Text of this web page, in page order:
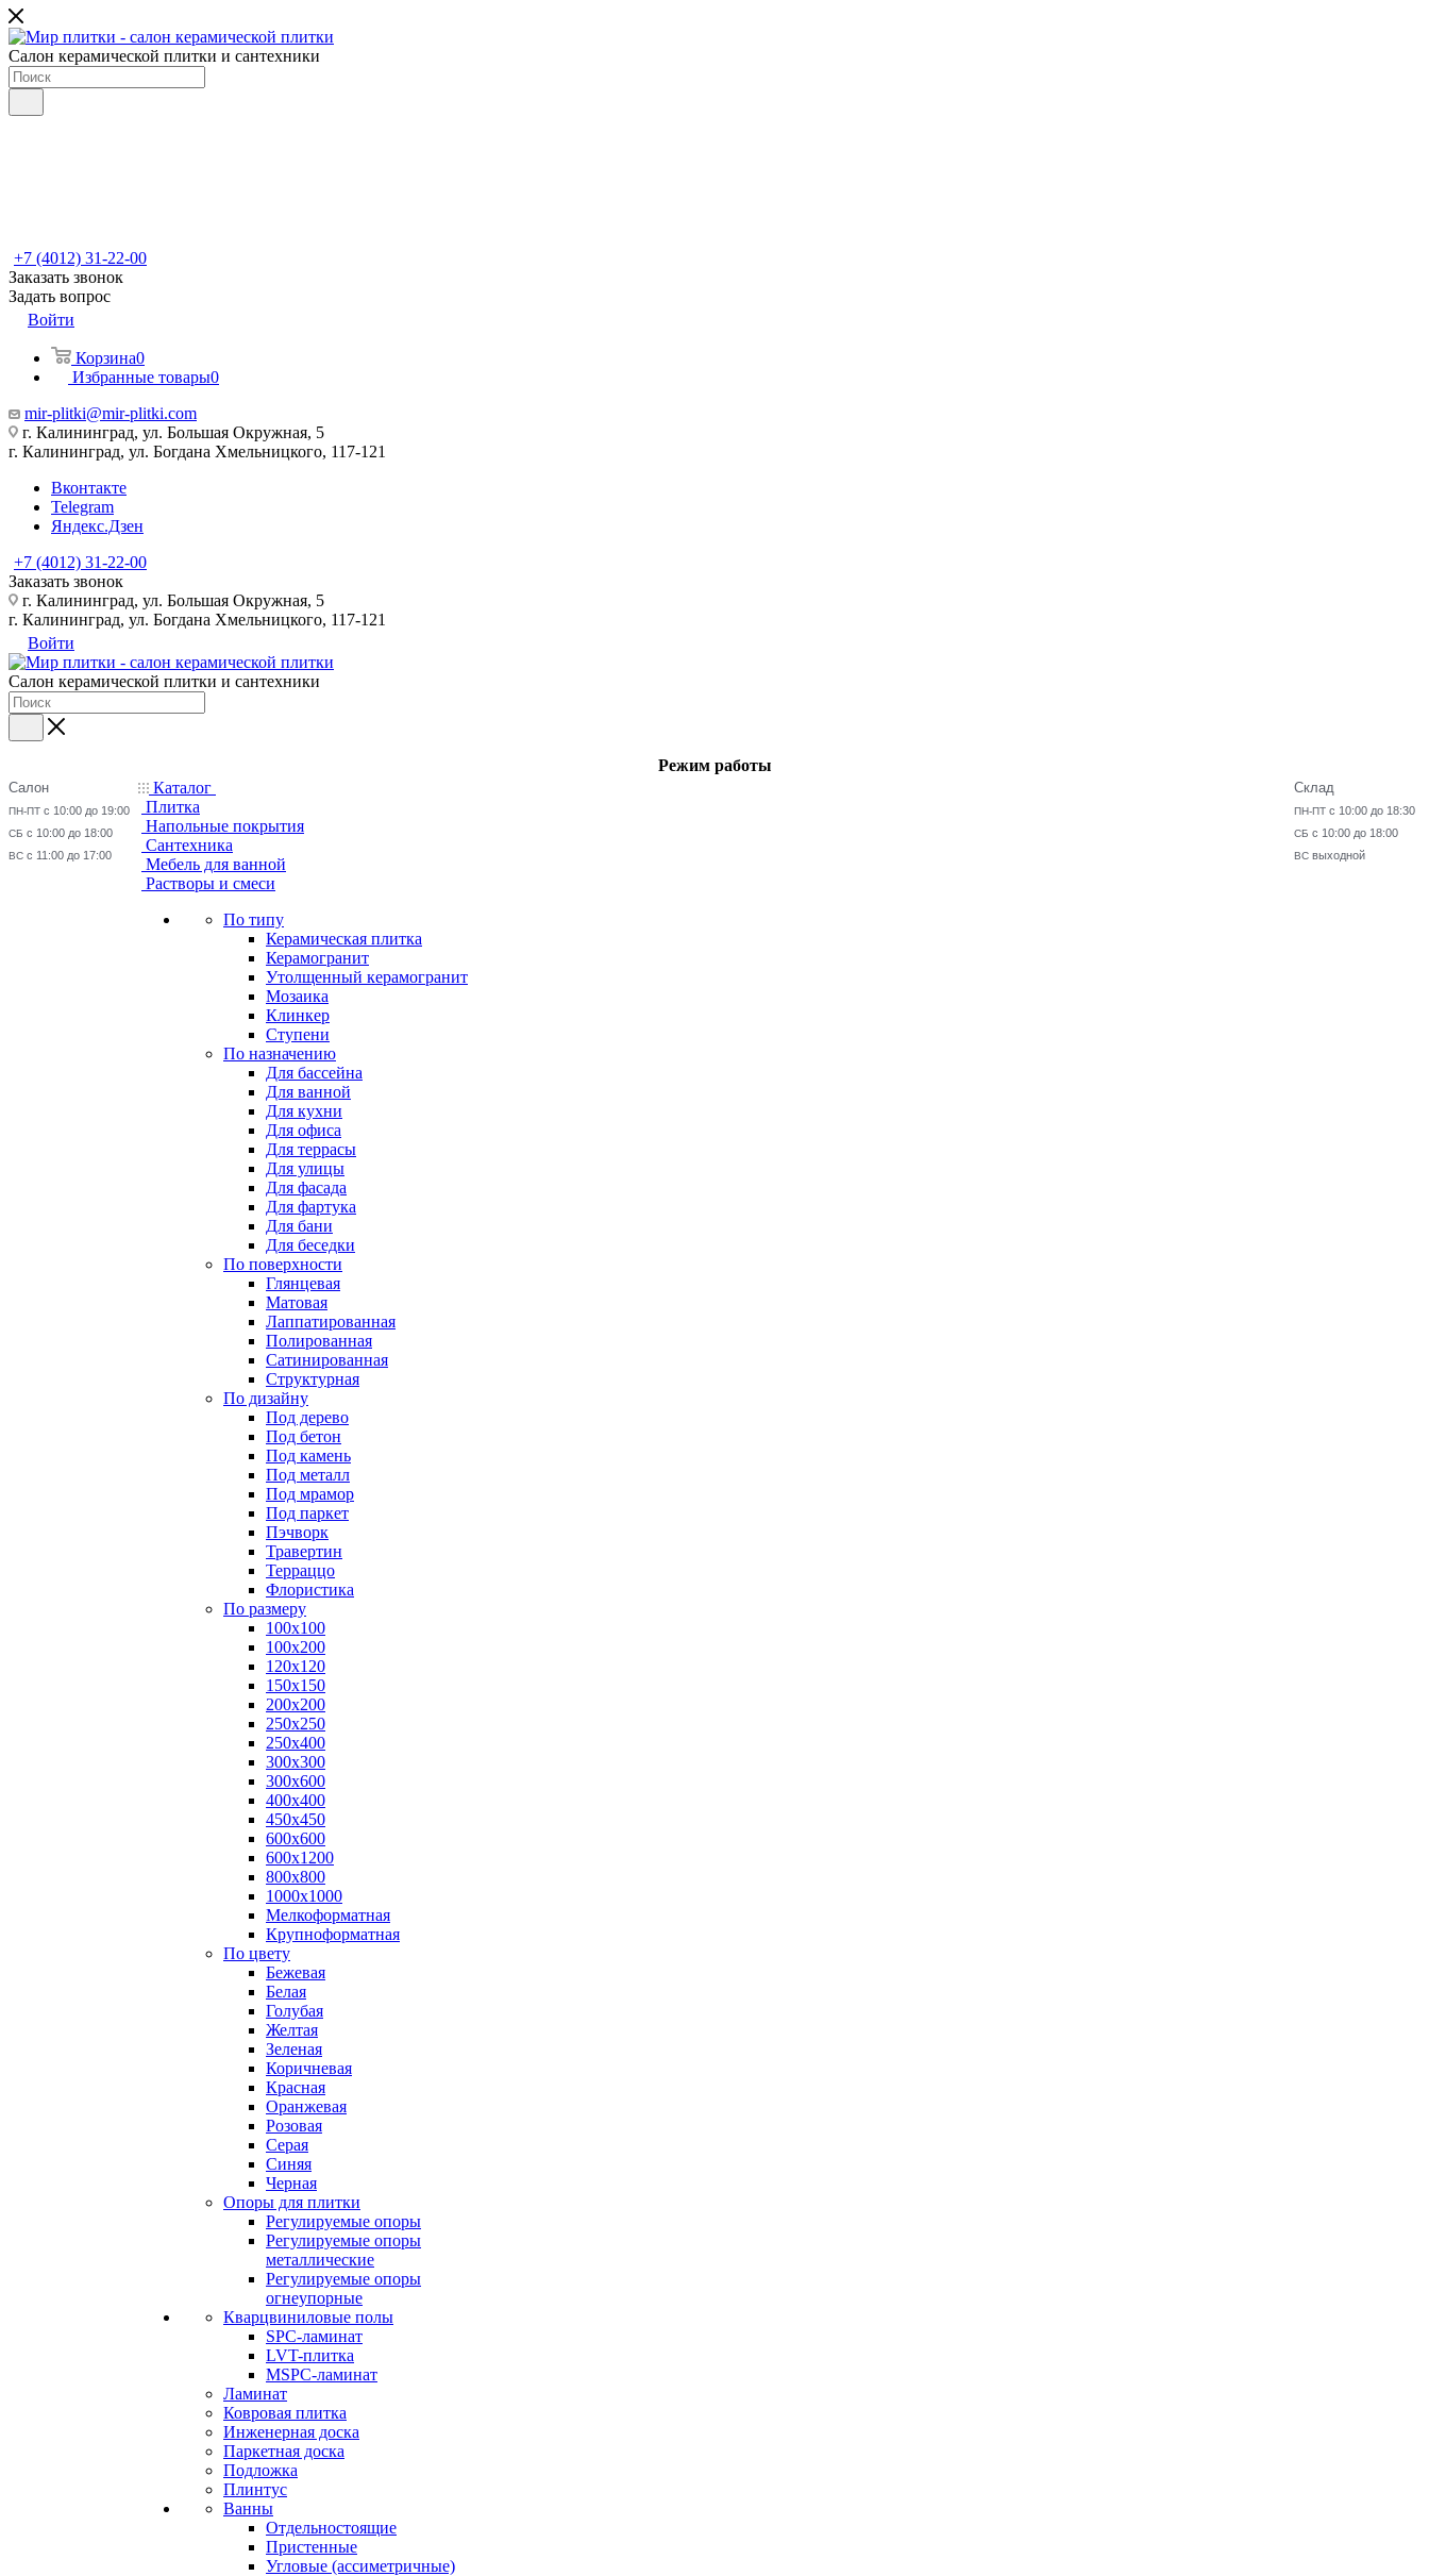
Салон керамической плитки и сантехники
+7 (4012) 31-22-00
Заказать звонок
Задать вопрос
Войти
Корзина0
Избранные товары0
mir-plitki@mir-plitki.com
г. Калининград, ул. Большая Окружная, 5
г. Калининград, ул. Богдана Хмельницкого, 117-121
Вконтакте
Telegram
Яндекс.Дзен
+7 (4012) 31-22-00
Заказать звонок
г. Калининград, ул. Большая Окружная, 5
г. Калининград, ул. Богдана Хмельницкого, 117-121
Войти
Салон керамической плитки и сантехники
Режим работы
Салон
ПН-ПТ с 10:00 до 19:00
СБ с 10:00 до 18:00
ВС с 11:00 до 17:00
Склад
ПН-ПТ с 10:00 до 18:30
СБ с 10:00 до 18:00
ВС выходной
Каталог
Плитка
Напольные покрытия
Сантехника
Мебель для ванной
Растворы и смеси
По типу
Керамическая плитка
Керамогранит
Утолщенный керамогранит
Мозаика
Клинкер
Ступени
По назначению
Для бассейна
Для ванной
Для кухни
Для офиса
Для террасы
Для улицы
Для фасада
Для фартука
Для бани
Для беседки
По поверхности
Глянцевая
Матовая
Лаппатированная
Полированная
Сатинированная
Структурная
По дизайну
Под дерево
Под бетон
Под камень
Под металл
Под мрамор
Под паркет
Пэчворк
Травертин
Терраццо
Флористика
По размеру
100х100
100х200
120х120
150х150
200х200
250х250
250х400
300х300
300х600
400х400
450х450
600х600
600х1200
800х800
1000х1000
Мелкоформатная
Крупноформатная
По цвету
Бежевая
Белая
Голубая
Желтая
Зеленая
Коричневая
Красная
Оранжевая
Розовая
Серая
Синяя
Черная
Опоры для плитки
Регулируемые опоры
Регулируемые опоры
металлические
Регулируемые опоры
огнеупорные
Кварцвиниловые полы
SPC-ламинат
LVT-плитка
MSPC-ламинат
Ламинат
Ковровая плитка
Инженерная доска
Паркетная доска
Подложка
Плинтус
Ванны
Отдельностоящие
Пристенные
Угловые (ассиметричные)